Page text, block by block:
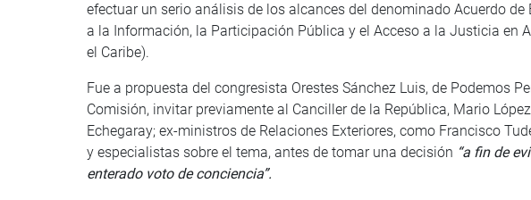
efectuar un serio análisis de los alcances del denominado Acuerdo de
a la Información, la Participación Pública y el Acceso a la Justicia en
el Caribe).
Fue a propuesta del congresista Orestes Sánchez Luis, de Podemos
Comisión, invitar previamente al Canciller de la República, Mario
Echegaray; ex-ministros de Relaciones Exteriores, como Francisco
y especialistas sobre el tema, antes de tomar una decisión “a fin de
enterado voto de conciencia”.